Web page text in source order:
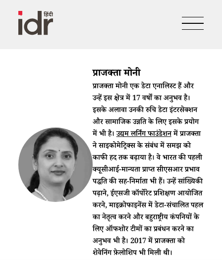
प्राजक्ता मोनी
प्राजक्ता मोनी एक डेटा एनालिस्ट हैं और
उन्हें इस क्षेत्र में 17 वर्षों का अनुभव है।
इसके अलावा उनकी रुचि डेटा इंटरसेक्शन
और सामाजिक उन्नति के लिए इसके प्रयोग
में भी है।उद्यम लर्निंग फाउंडेशनमें प्राजक्ता
ने साइकोमेट्रिक्स के संबंध में समझ को
काफी हद तक बढ़ाया है। वे भारत की पहली
क्यूसीआई-मान्यता प्राप्त सीएसआर प्रभाव
पद्धति की सह-निर्माता भी हैं। उन्हें सांख्यिकी
पढ़ाने, ईएसजी कॉर्पोरेट प्रशिक्षण आयोजित
करने, माइक्रोफाइनेंस में डेटा-संचालित पहल
का नेतृत्व करने और बहुराष्ट्रीय कंपनियों के
लिए ऑफशोर टीमों का प्रबंधन करने का
अनुभव भी है। 2017 में प्राजक्ता को
शेवेनिंग फ़ेलोशिप भी मिली थी।